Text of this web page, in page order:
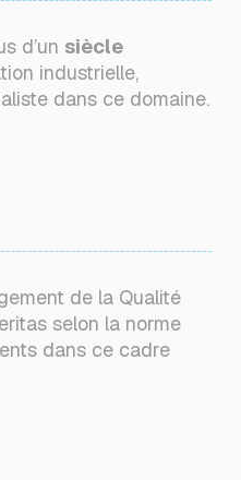
d’un siècle
industrielle,
dans ce domaine.
de la Qualité
selon la norme
dans ce cadre